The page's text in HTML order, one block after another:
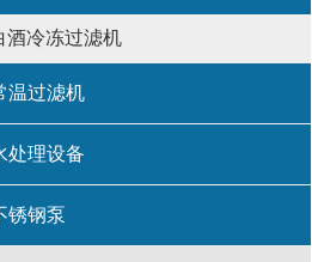
酒冷冻过滤机
温过滤机
处理设备
锈钢泵